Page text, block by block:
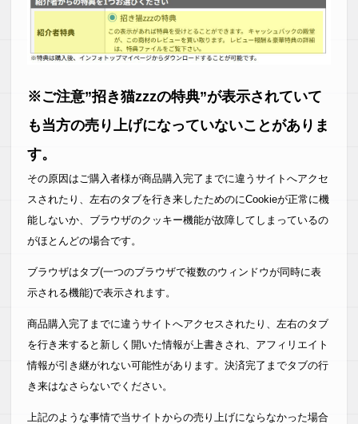
※ご注意”招き猫zzzの特典”が表示されていて
も当方の売り上げになっていないことがありま
す。
その原因はご購入者様が商品購入完了までに違うサイトへアクセ
スされたり、左右のタブを行き来したためのにCookieが正常に機
能しないか、ブラウザのクッキー機能が故障してしまっているの
がほとんどの場合です。
ブラウザはタブ(一つのブラウザで複数のウィンドウが同時に表
示される機能)で表示されます。
商品購入完了までに違うサイトへアクセスされたり、左右のタブ
を行き来すると新しく開いた情報が上書きされ、アフィリエイト
情報が引き継がれない可能性があります。決済完了までタブの行
き来はなさらないでください。
上記のような事情で当サイトからの売り上げにならなかった場合